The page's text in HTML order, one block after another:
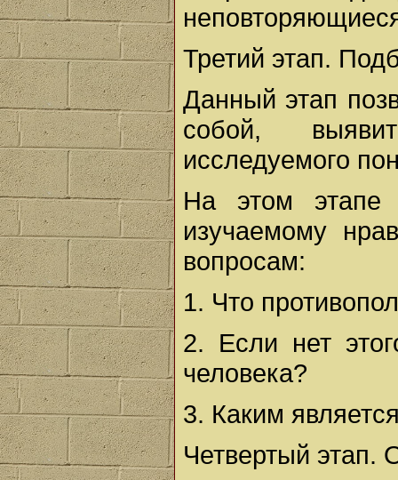
Третий этап.
Данный этап
собой,
исследуемого
На этом этапе
изучаемому
вопросам:
1. Что
2. Если нет
человека?
3. Каким
Четвертый этап.